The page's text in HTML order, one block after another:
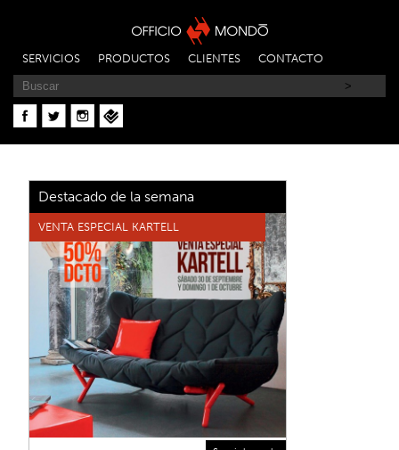
SERVICIOS PRODUCTOS CLIENTES CONTACTO
Destacado de la semana
VENTA ESPECIAL KARTELL